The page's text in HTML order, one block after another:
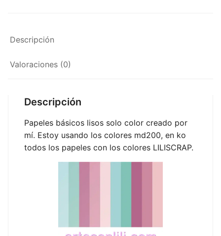
Descripción
Valoraciones (0)
Descripción
Papeles básicos lisos solo color creado por
mí. Estoy usando los colores md200, en ko
todos los papeles con los colores LILISCRAP.